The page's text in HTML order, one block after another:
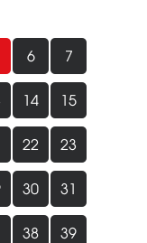
6 7
14 15
22 23
30 31
38 39